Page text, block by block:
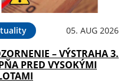
05. AUG 2026
– VÝSTRAHA 3.
PRED VYSOKÝMI